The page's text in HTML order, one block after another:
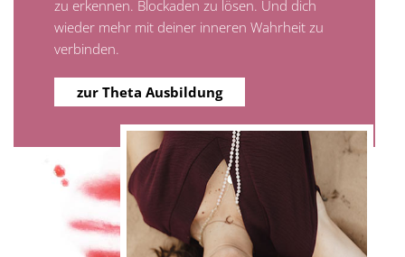
zu erkennen. Blockaden zu lösen. Und dich
wieder mehr mit deiner inneren Wahrheit zu
verbinden.
zur Theta Ausbildung